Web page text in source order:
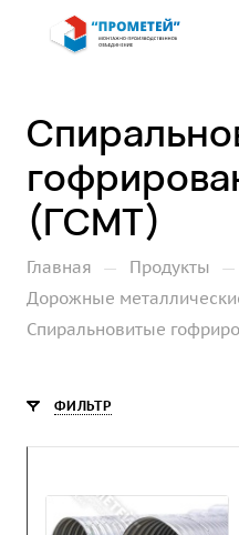
(ГСМТ)
Главная — Продукты —
Дорожные
Спиральновитые
ФИЛЬТР